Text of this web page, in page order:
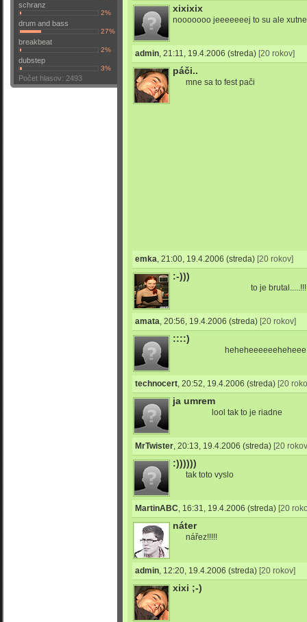
schranz
2%
drum and bass
27%
breakbeat
2%
dubstep
3%
Počet hlasov: 2493
xixixix
nooooooo jeeeeeeej to su ale
admin, 21:11, 19.4.2006 (streda) [20 rokov]
páči..
mne sa to fest pači
emka, 21:00, 19.4.2006 (streda) [20 rokov]
:-)))
to je
amata, 20:56, 19.4.2006 (streda) [20 rokov]
::::)
technocert, 20:52, 19.4.2006 (streda) [20
ja umrem
lool tak to je riadne
MrTwister, 20:13, 19.4.2006 (streda) [20
:))))))
tak toto vyslo
MartinABC, 16:31, 19.4.2006 (streda) [20
náter
nářez!!!!!
admin, 12:20, 19.4.2006 (streda) [20 rokov]
xixi ;-)